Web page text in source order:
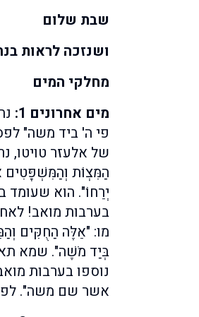
שבת שלום
ושנזכה לראות
מחלקי המים
מים אחרונים 1:
פי ה' ביד משה"
של אלעזר טויטו,
הַמִּצְוֹת וְהַמִּשְׁפָּטִים
יְרֵחוֹ". הוא
בערבות מואב!
מו: "אֵלֶּה הַחֻקִּים
בְּיַד מֹשֶׁה". שמא
נוספו בערבות
אשר שם משה".